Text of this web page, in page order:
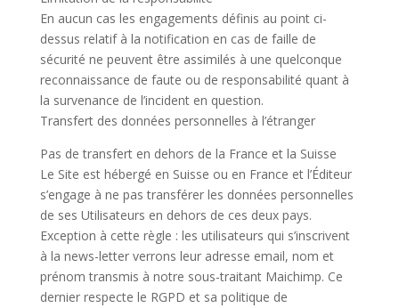
En aucun cas les engagements définis au point ci-
dessus relatif à la notification en cas de faille de
sécurité ne peuvent être assimilés à une quelconque
reconnaissance de faute ou de responsabilité quant à
la survenance de l’incident en question.
Transfert des données personnelles à l’étranger
Pas de transfert en dehors de la France et la Suisse
Le Site est hébergé en Suisse ou en France et l’Éditeur
s’engage à ne pas transférer les données personnelles
de ses Utilisateurs en dehors de ces deux pays.
Exception à cette règle : les utilisateurs qui s’inscrivent
à la news-letter verrons leur adresse email, nom et
prénom transmis à notre sous-traitant Maichimp. Ce
dernier respecte le RGPD et sa politique de